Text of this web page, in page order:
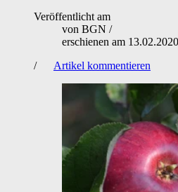
Veröffentlicht am
von BGN /
erschienen am 13.02.2020
/
Artikel kommentieren